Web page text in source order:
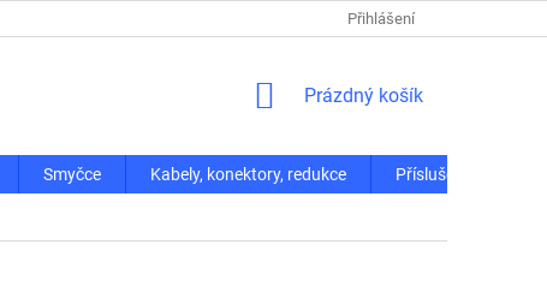
Přihlášení
NÁKUPNÍ
Prázdný košík
Smyčce Kabely, konektory, redukce Příslušenství